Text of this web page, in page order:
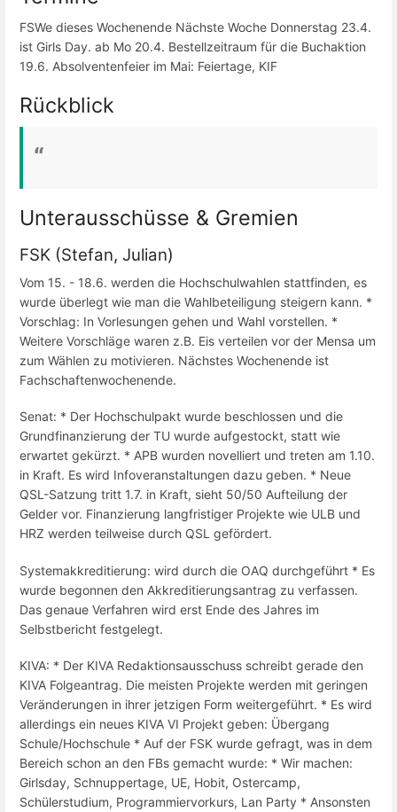
FSWe dieses Wochenende Nächste Woche Donnerstag 23.4.
ist Girls Day. ab Mo 20.4. Bestellzeitraum für die Buchaktion
19.6. Absolventenfeier im Mai: Feiertage, KIF
Rückblick
Unterausschüsse & Gremien
FSK (Stefan, Julian)
Vom 15. - 18.6. werden die Hochschulwahlen stattfinden, es
wurde überlegt wie man die Wahlbeteiligung steigern kann. *
Vorschlag: In Vorlesungen gehen und Wahl vorstellen. *
Weitere Vorschläge waren z.B. Eis verteilen vor der Mensa um
zum Wählen zu motivieren. Nächstes Wochenende ist
Fachschaftenwochenende.
Senat: * Der Hochschulpakt wurde beschlossen und die
Grundfinanzierung der TU wurde aufgestockt, statt wie
erwartet gekürzt. * APB wurden novelliert und treten am 1.10.
in Kraft. Es wird Infoveranstaltungen dazu geben. * Neue
QSL-Satzung tritt 1.7. in Kraft, sieht 50/50 Aufteilung der
Gelder vor. Finanzierung langfristiger Projekte wie ULB und
HRZ werden teilweise durch QSL gefördert.
Systemakkreditierung: wird durch die OAQ durchgeführt * Es
wurde begonnen den Akkreditierungsantrag zu verfassen.
Das genaue Verfahren wird erst Ende des Jahres im
Selbstbericht festgelegt.
KIVA: * Der KIVA Redaktionsausschuss schreibt gerade den
KIVA Folgeantrag. Die meisten Projekte werden mit geringen
Veränderungen in ihrer jetzigen Form weitergeführt. * Es wird
allerdings ein neues KIVA VI Projekt geben: Übergang
Schule/Hochschule * Auf der FSK wurde gefragt, was in dem
Bereich schon an den FBs gemacht wurde: * Wir machen:
Girlsday, Schnuppertage, UE, Hobit, Ostercamp,
Schülerstudium, Programmiervorkurs, Lan Party * Ansonsten